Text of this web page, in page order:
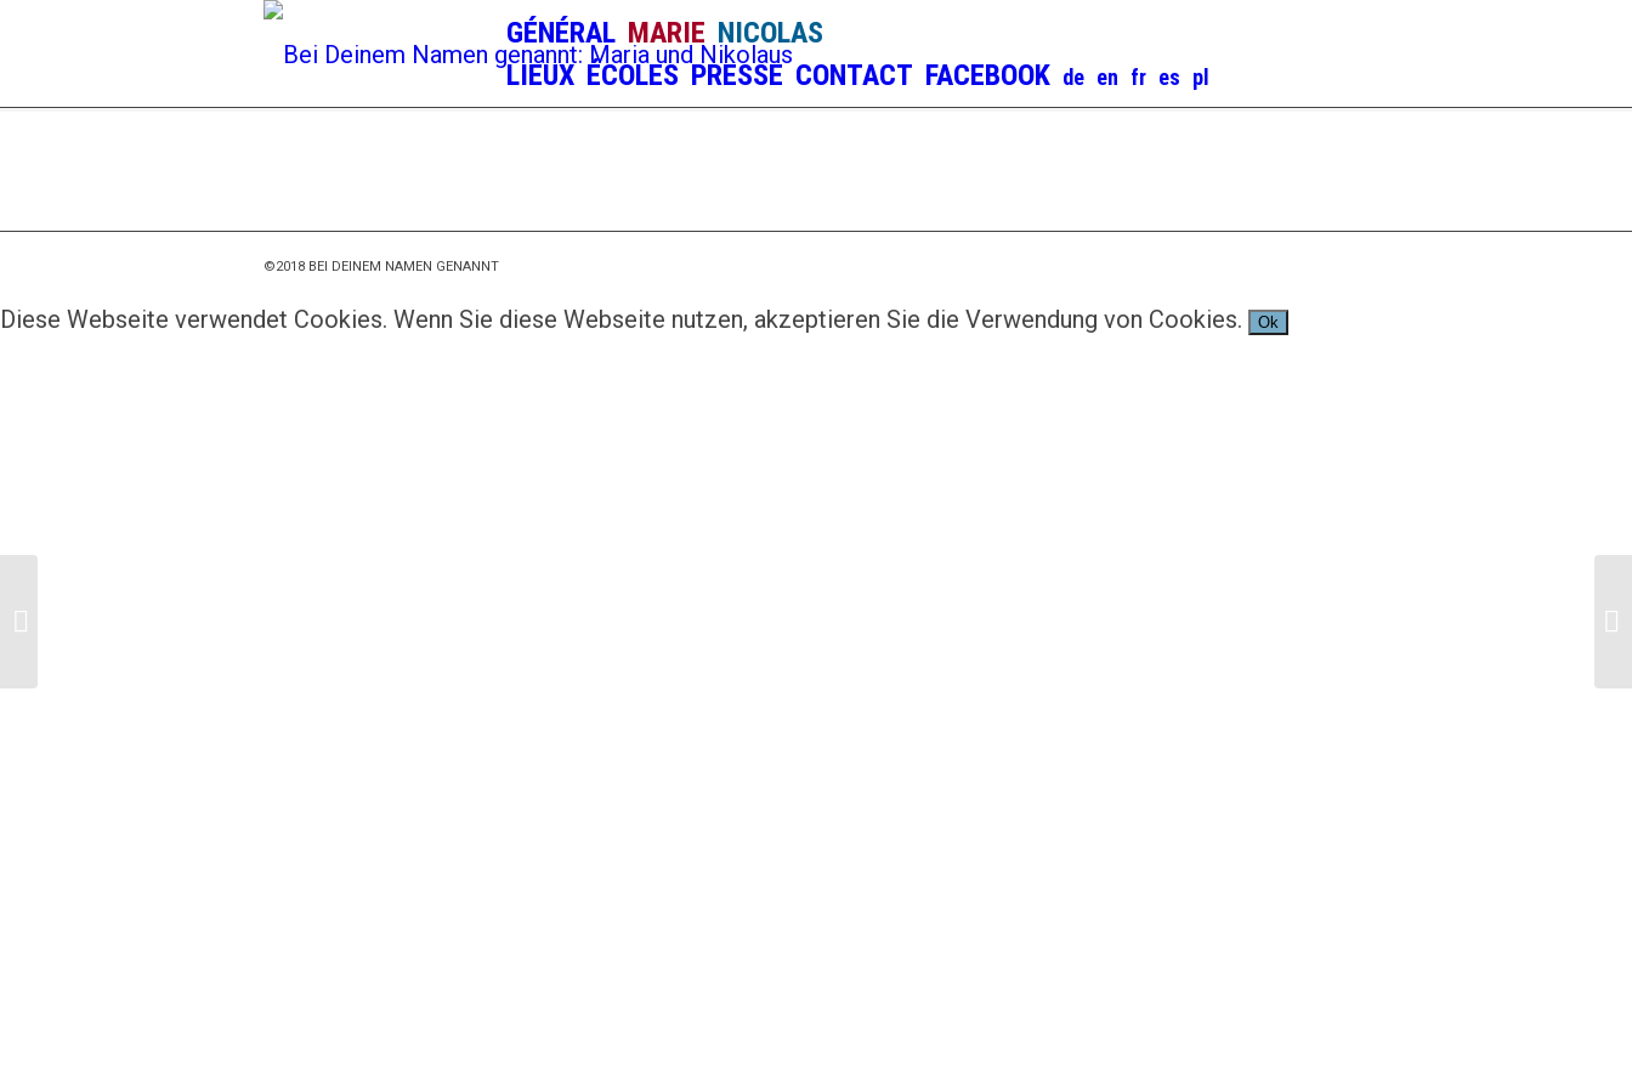
GÉNÉRAL MARIE NICOLAS
LIEUX ÉCOLES PRESSE CONTACT FACEBOOK
©2018 BEI DEINEM NAMEN GENANNT
Diese Webseite verwendet Cookies. Wenn Sie diese Webseite nutzen, akzeptieren Sie die Verwendung von Cookies. Ok